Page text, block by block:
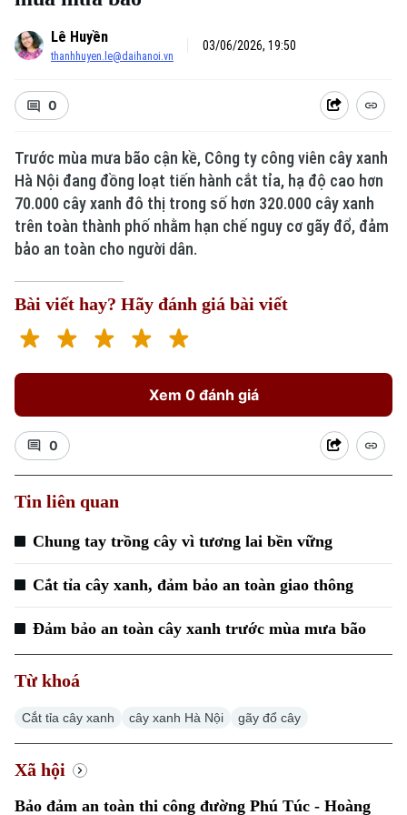
Xu hướng
Lê Huyền
thanhhuyen.le@daihanoi.vn
03/06/2026, 19:50
0
Trước mùa mưa bão cận kề, Công ty công viên cây xanh
Hà Nội đang đồng loạt tiến hành cắt tỉa, hạ độ cao hơn
70.000 cây xanh đô thị trong số hơn 320.000 cây xanh
trên toàn thành phố nhằm hạn chế nguy cơ gãy đổ, đảm
bảo an toàn cho người dân.
Bài viết hay? Hãy đánh giá bài viết
Xem 0 đánh giá
0
Tin liên quan
Chung tay trồng cây vì tương lai bền vững
Cắt tỉa cây xanh, đảm bảo an toàn giao thông
Đảm bảo an toàn cây xanh trước mùa mưa bão
Từ khoá
Cắt tỉa cây xanh cây xanh Hà Nội gãy đổ cây
Xã hội
Bảo đảm an toàn thi công đường Phú Túc - Hoàng